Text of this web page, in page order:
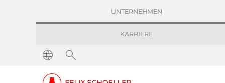
UNTERNEHMEN
KARRIERE